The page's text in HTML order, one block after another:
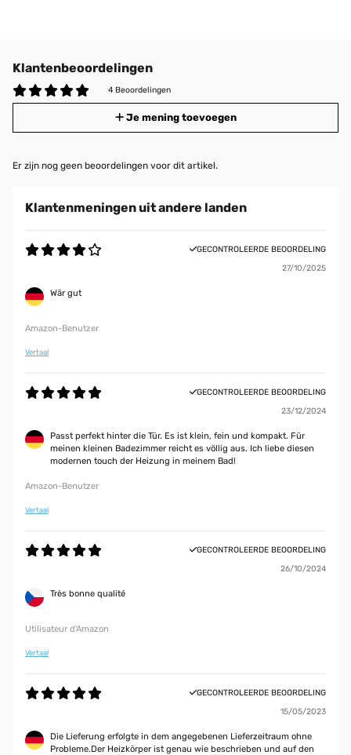
Klantenbeoordelingen
4 Beoordelingen
Je mening toevoegen
Er zijn nog geen beoordelingen voor dit artikel.
Klantenmeningen uit andere landen
GECONTROLEERDE BEOORDELING
27/10/2025
Wär gut
Amazon-Benutzer
Vertaal
GECONTROLEERDE BEOORDELING
23/12/2024
Passt perfekt hinter die Tür. Es ist klein, fein und kompakt. Für
meinen kleinen Badezimmer reicht es völlig aus. Ich liebe diesen
modernen touch der Heizung in meinem Bad!
Amazon-Benutzer
Vertaal
GECONTROLEERDE BEOORDELING
26/10/2024
Très bonne qualité
Utilisateur d'Amazon
Vertaal
GECONTROLEERDE BEOORDELING
15/05/2023
Die Lieferung erfolgte in dem angegebenen Lieferzeitraum ohne
Probleme.Der Heizkörper ist genau wie beschrieben und auf den